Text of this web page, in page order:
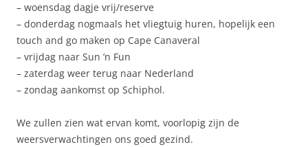
– woensdag dagje vrij/reserve
– donderdag nogmaals het vliegtuig huren, hopelijk een
touch and go maken op Cape Canaveral
– vrijdag naar Sun ’n Fun
– zaterdag weer terug naar Nederland
– zondag aankomst op Schiphol.
We zullen zien wat ervan komt, voorlopig zijn de
weersverwachtingen ons goed gezind.